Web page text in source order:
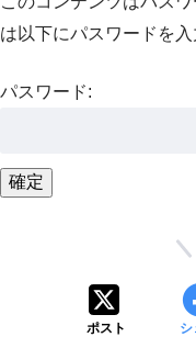
は以下にパスワードを入
パスワード:
ポスト シ